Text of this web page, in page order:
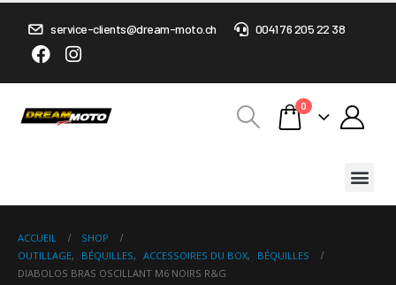
service-clients@dream-moto.ch 0041 76 205 22 38
0
ACCUEIL
SHOP
OUTILLAGE, BÉQUILLES, ACCESSOIRES DU BOX,
BÉQUILLES
DIABOLOS BRAS OSCILLANT M6 NOIRS R&G